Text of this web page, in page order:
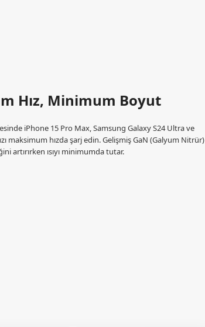
Hız, Minimum Boyut
iPhone 15 Pro Max, Samsung Galaxy S24 Ultra ve
maksimum hızda şarj edin. Gelişmiş GaN (Galyum Nitrür)
artırırken ısıyı minimumda tutar.